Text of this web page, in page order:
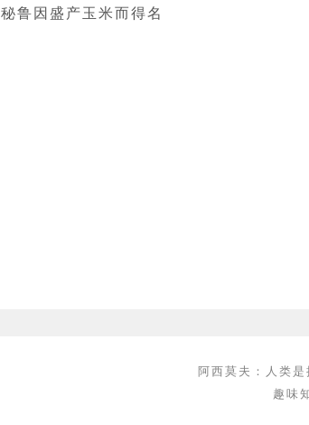
秘鲁因盛产玉米而得名
阿西莫夫：人类是
趣味